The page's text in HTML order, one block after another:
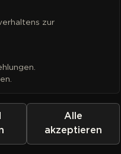
Punch
zur
Alle
akzeptieren